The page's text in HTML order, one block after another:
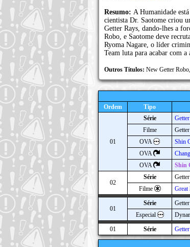
Resumo: A Humanidade
cientista Dr. Saotome criou
Getter Rays, dando-lhes a
Robo, e Saotome deve
Ryoma Nagare, o líder
Team luta para acabar com a
Outros Títulos: New Getter
Ordem
Tipo
01
Série
Filme
OVA
Shin
OVA
OVA
Shin
02
Série
Filme
Great
01
Série
Especial
01
Série